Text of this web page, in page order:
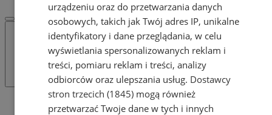
Tag: wstrzymanie ruchu
urządzeniu oraz do przetwarzania danych
osobowych, takich jak Twój adres IP, unikalne
identyfikatory i dane przeglądania, w celu
wyświetlania spersonalizowanych reklam i
treści, pomiaru reklam i treści, analizy
odbiorców oraz ulepszania usług. Dostawcy
stron trzecich (1845) mogą również
przetwarzać Twoje dane w tych i innych